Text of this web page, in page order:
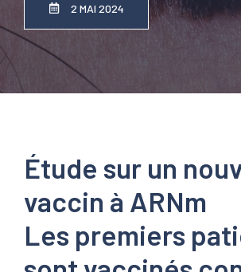
2 MAI 2024
Étude sur un
vaccin à ARNm
Les premiers